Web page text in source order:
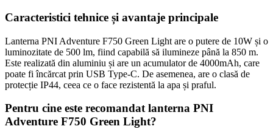
Caracteristici tehnice și avantaje principale
Lanterna PNI Adventure F750 Green Light are o putere de 10W și o
luminozitate de 500 lm, fiind capabilă să ilumineze până la 850 m.
Este realizată din aluminiu și are un acumulator de 4000mAh, care
poate fi încărcat prin USB Type-C. De asemenea, are o clasă de
protecție IP44, ceea ce o face rezistentă la apa și praful.
Pentru cine este recomandat lanterna PNI
Adventure F750 Green Light?